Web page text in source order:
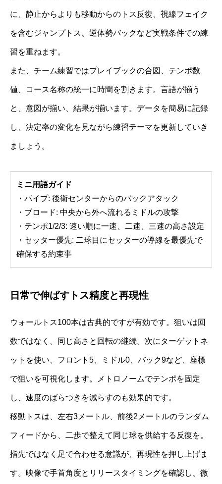
に、静止からよりも移動からのトス反復、視線フェイク
を含むジャンプトス、逆体勢バックなど実戦条件での練
習を重ねます。
また、チーム練習ではプレイブックの合図、テンポ数
値、コース名称の統一に時間を割きます。言語が揃う
と、意図が揃い、結果が揃います。データを簡易に記録
し、決定率の変化を見ながら練習テーマを更新していき
ましょう。
ミニ用語ガイド
・パイプ: 後衛センターからのバックアタック
・ブロード: 中央から外へ流れるミドルの攻撃
・テンポ1/2/3: 速い順に一速、二速、三速の高さ設定
・セッター優先: 二球目にセッターの導線を最優先で
確保する約束事
日常で伸ばすトス精度と再現性
ウォールトス100本は古典的ですが有効です。狙いは回
数ではなく、同じ高さと回転の継続。次にターゲットネ
ットを使い、フロント5、ミドル0、バック9など、座標
で狙いを可視化します。メトロノームでテンポを固定
し、速度のばらつきを減らすのも効果的です。
移動トスは、左右3メートル、前後2メートルのランダム
フィードから、二歩で整えて同じ球を供給する反復を。
指先ではなく足で合わせる意識が、再現性を押し上げま
す。映像で手首角度とリリースタイミングを確認し、微